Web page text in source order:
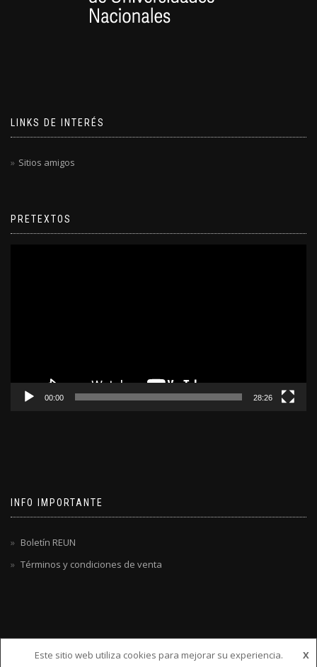
LINKS DE INTERÉS
Sitios amigos
PRETEXTOS
00:00 28:26
INFO IMPORTANTE
Boletín REUN
Términos y condiciones de venta
Este sitio web utiliza cookies para mejorar su experiencia.
X